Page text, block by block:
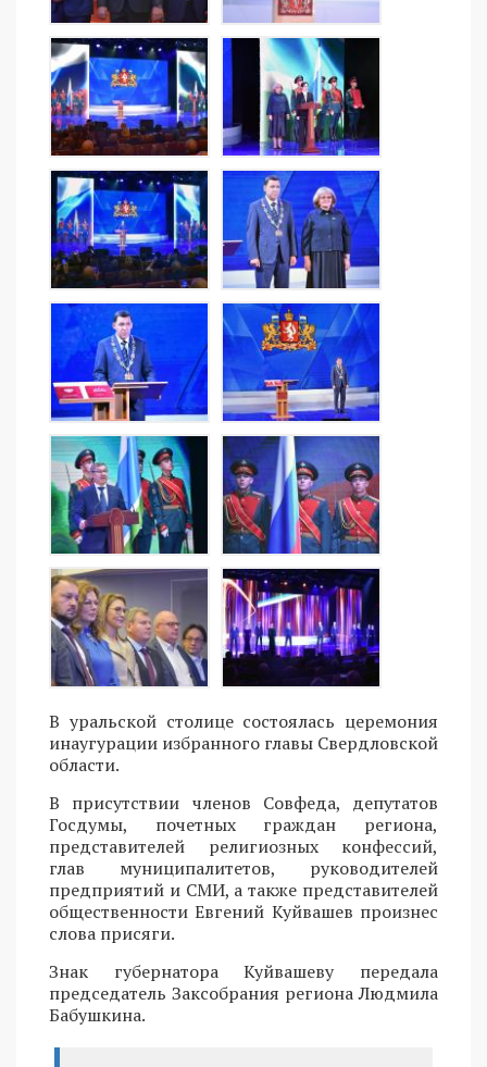
В уральской столице состоялась церемония
инаугурации избранного главы Свердловской
области.
В присутствии членов Совфеда, депутатов
Госдумы, почетных граждан региона,
представителей религиозных конфессий,
глав муниципалитетов, руководителей
предприятий и СМИ, а также представителей
общественности Евгений Куйвашев произнес
слова присяги.
Знак губернатора Куйвашеву передала
председатель Заксобрания региона Людмила
Бабушкина.